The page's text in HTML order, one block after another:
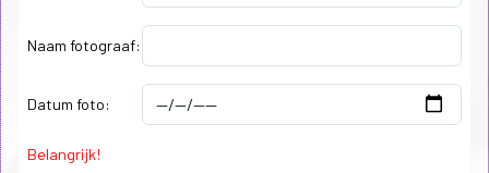
Naam fotograaf:
Datum foto:
Belangrijk!